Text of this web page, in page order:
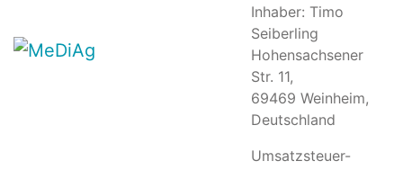
Inhaber: Timo
Seiberling
Hohensachsener
Str. 11,
69469 Weinheim,
Deutschland
Umsatzsteuer-